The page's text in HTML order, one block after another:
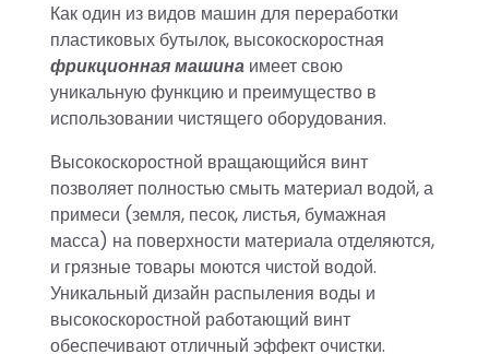
Как один из видов машин для переработки
пластиковых бутылок, высокоскоростная
фрикционная машинаимеет свою
уникальную функцию и преимущество в
использовании чистящего оборудования.
Высокоскоростной вращающийся винт
позволяет полностью смыть материал водой, а
примеси (земля, песок, листья, бумажная
масса) на поверхности материала отделяются,
и грязные товары моются чистой водой.
Уникальный дизайн распыления воды и
высокоскоростной работающий винт
обеспечивают отличный эффект очистки.